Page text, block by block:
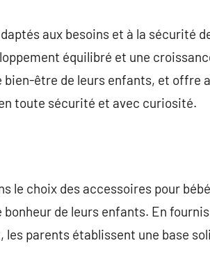
aux besoins et à la sécurité
équilibré et une
être de leurs enfants, et offre
toute sécurité et avec curiosité.
le choix des accessoires pour
bonheur de leurs enfants. En
parents établissent une base